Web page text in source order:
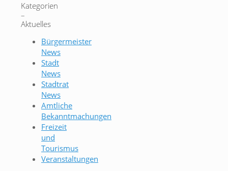
Kategorien
–
Aktuelles
Bürgermeister
News
Stadt
News
Stadtrat
News
Amtliche
Bekanntmachungen
Freizeit
und
Tourismus
Veranstaltungen